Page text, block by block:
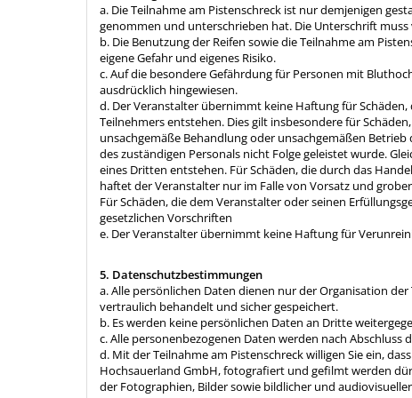
a. Die Teilnahme am Pistenschreck ist nur demjenigen
genommen und unterschrieben hat. Die Unterschrift
b. Die Benutzung der Reifen sowie die Teilnahme am
eigene Gefahr und eigenes Risiko.
c. Auf die besondere Gefährdung für Personen mit
ausdrücklich hingewiesen.
d. Der Veranstalter übernimmt keine Haftung für
Teilnehmers entstehen. Dies gilt insbesondere für
unsachgemäße Behandlung oder unsachgemäßen
des zuständigen Personals nicht Folge geleistet wurde.
eines Dritten entstehen. Für Schäden, die durch das
haftet der Veranstalter nur im Falle von Vorsatz und
Für Schäden, die dem Veranstalter oder seinen
gesetzlichen Vorschriften
e. Der Veranstalter übernimmt keine Haftung für
5. Datenschutzbestimmungen
a. Alle persönlichen Daten dienen nur der Organisation
vertraulich behandelt und sicher gespeichert.
b. Es werden keine persönlichen Daten an Dritte
c. Alle personenbezogenen Daten werden nach Abschluss
d. Mit der Teilnahme am Pistenschreck willigen Sie ein,
Hochsauerland GmbH, fotografiert und gefilmt werden
der Fotographien, Bilder sowie bildlicher und